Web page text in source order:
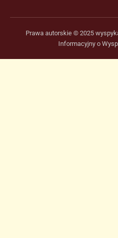
Prawa autorskie © 2025
Informacyjny o